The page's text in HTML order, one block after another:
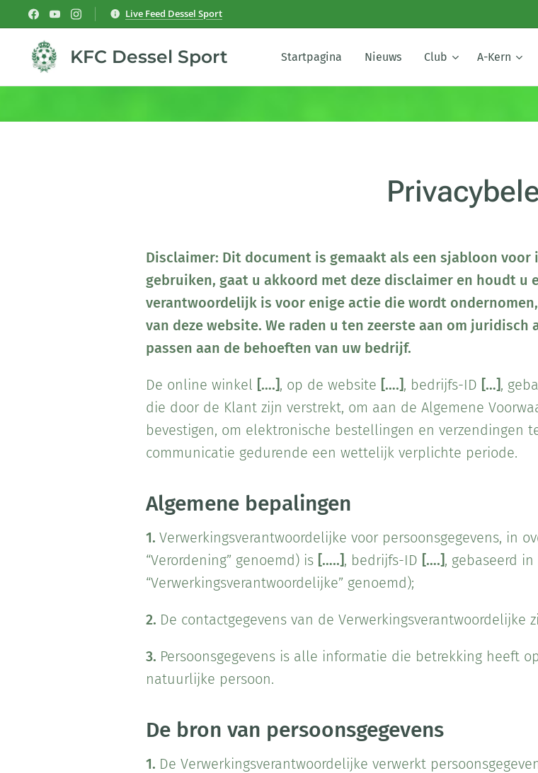
Live Feed Dessel Sport
KFC Dessel Sport Startpagina Nieuws Club A-Kern
Disclaimer: Dit document is gemaakt als een sjabloon
gebruiken, gaat u akkoord met deze disclaimer en houdt u
verantwoordelijk is voor enige actie die wordt
van deze website. We raden u ten zeerste aan om
passen aan de behoeften van uw bedrijf.
De online winkel [….], op de website [….], bedrijfs-ID […],
die door de Klant zijn verstrekt, om aan de Algemene
bevestigen, om elektronische bestellingen en verzendingen
communicatie gedurende een wettelijk verplichte periode.
Algemene bepalingen
1. Verwerkingsverantwoordelijke voor persoonsgegevens, in
“Verordening” genoemd) is […..], bedrijfs-ID [….], gebaseerd in
“Verwerkingsverantwoordelijke” genoemd);
2. De contactgegevens van de Verwerkingsverantwoordelijke
3. Persoonsgegevens is alle informatie die betrekking heeft
natuurlijke persoon.
De bron van persoonsgegevens
1. De Verwerkingsverantwoordelijke verwerkt